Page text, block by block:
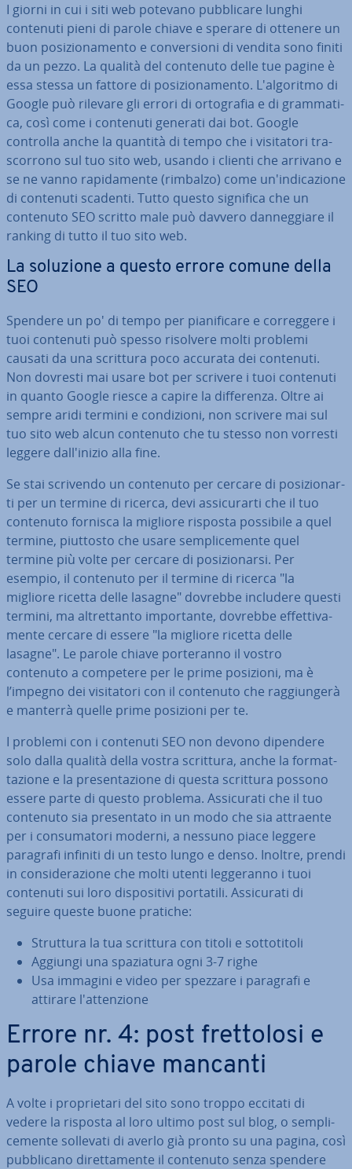
I giorni in cui i siti web potevano pub­bli­ca­re lunghi
contenuti pieni di parole chiave e sperare di ottenere un
buon po­si­zio­na­men­to e con­ver­sio­ni di vendita sono finiti
da un pezzo. La qualità del contenuto delle tue pagine è
essa stessa un fattore di po­si­zio­na­men­to. L'al­go­rit­mo di
Google può rilevare gli errori di or­to­gra­fia e di gram­ma­ti­
ca, così come i contenuti generati dai bot. Google
controlla anche la quantità di tempo che i vi­si­ta­to­ri tra­
scor­ro­no sul tuo sito web, usando i clienti che arrivano e
se ne vanno ra­pi­da­men­te (rimbalzo) come un'in­di­ca­zio­ne
di contenuti scadenti. Tutto questo significa che un
contenuto SEO scritto male può davvero dan­neg­gia­re il
ranking di tutto il tuo sito web.
La soluzione a questo errore comune della
SEO
Spendere un po' di tempo per pia­ni­fi­ca­re e cor­reg­ge­re i
tuoi contenuti può spesso risolvere molti problemi
causati da una scrittura poco accurata dei contenuti.
Non dovresti mai usare bot per scrivere i tuoi contenuti
in quanto Google riesce a capire la dif­fe­ren­za. Oltre ai
sempre aridi termini e con­di­zio­ni, non scrivere mai sul
tuo sito web alcun contenuto che tu stesso non vorresti
leggere dal­l'i­ni­zio alla fine.
Se stai scrivendo un contenuto per cercare di po­si­zio­nar­
ti per un termine di ricerca, devi as­si­cu­rar­ti che il tuo
contenuto fornisca la migliore risposta possibile a quel
termine, piuttosto che usare sem­pli­ce­men­te quel
termine più volte per cercare di po­si­zio­nar­si. Per
esempio, il contenuto per il termine di ricerca "la
migliore ricetta delle lasagne" dovrebbe includere questi
termini, ma al­tret­tan­to im­por­tan­te, dovrebbe ef­fet­ti­va­
men­te cercare di essere "la migliore ricetta delle
lasagne". Le parole chiave por­te­ran­no il vostro
contenuto a competere per le prime posizioni, ma è
l’impegno dei vi­si­ta­to­ri con il contenuto che rag­giun­ge­rà
e manterrà quelle prime posizioni per te.
I problemi con i contenuti SEO non devono dipendere
solo dalla qualità della vostra scrittura, anche la for­mat­
ta­zio­ne e la pre­sen­ta­zio­ne di questa scrittura possono
essere parte di questo problema. As­si­cu­ra­ti che il tuo
contenuto sia pre­sen­ta­to in un modo che sia attraente
per i con­su­ma­to­ri moderni, a nessuno piace leggere
paragrafi infiniti di un testo lungo e denso. Inoltre, prendi
in con­si­de­ra­zio­ne che molti utenti leg­ge­ran­no i tuoi
contenuti sui loro di­spo­si­ti­vi portatili. As­si­cu­ra­ti di
seguire queste buone pratiche:
Struttura la tua scrittura con titoli e sot­to­ti­to­li
Aggiungi una spa­zia­tu­ra ogni 3-7 righe
Usa immagini e video per spezzare i paragrafi e
attirare l'at­ten­zio­ne
Errore nr. 4: post fret­to­lo­si e
parole chiave mancanti
A volte i pro­prie­ta­ri del sito sono troppo eccitati di
vedere la risposta al loro ultimo post sul blog, o sem­pli­
ce­men­te sollevati di averlo già pronto su una pagina, così
pub­bli­ca­no di­ret­ta­men­te il contenuto senza spendere